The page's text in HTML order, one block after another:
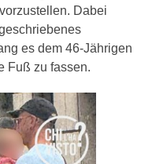
Dabei
es dem 46-Jährigen
Fuß zu fassen.